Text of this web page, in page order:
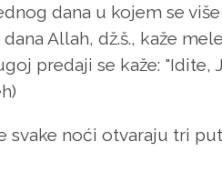
dana u kojem se
Allah, dž.š., kaže
predaji se kaže: "Idite,
svake noći otvaraju tri